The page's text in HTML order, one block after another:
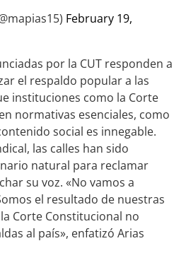
February 19,
por la CUT responden a
el respaldo popular a las
instituciones como la Corte
normativas esenciales, como
social es innegable.
las calles han sido
natural para reclamar
su voz. «No vamos a
el resultado de nuestras
Corte Constitucional no
al país», enfatizó Arias